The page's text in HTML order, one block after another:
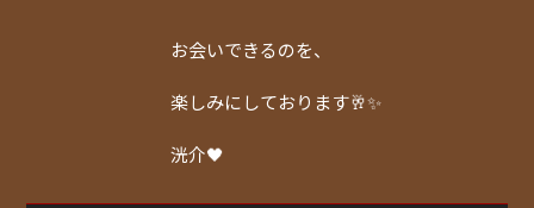
お会いできるのを、
楽しみにしております🥂✨
洸介🖤